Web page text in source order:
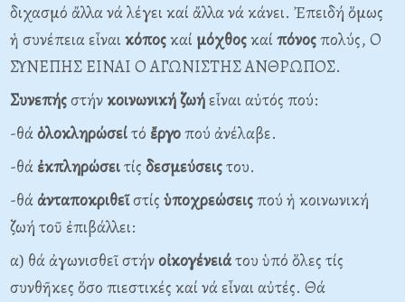
διχασμό ἄλλα νά λέγει καί ἄλλα νά κάνει. Ἐπειδή ὅμως
ἡ συνέπεια εἶναικόποςκαί μόχθοςκαίπόνοςπολύς, Ο
ΣΥΝΕΠΗΣ ΕΙΝΑΙ Ο ΑΓΩΝΙΣΤΗΣ ΑΝΘΡΩΠΟΣ.
Συνεπήςστήνκοινωνικήζωήεἶναι αὐτός πού:
-θάὁλοκληρώσείτό ἔργοπού ἀνέλαβε.
-θά ἐκπληρώσειτίς δεσμεύσειςτου.
-θά ἀνταποκριθεῖστίς ὑποχρεώσειςπού ἡ κοινωνική
ζωή τοῦ ἐπιβάλλει:
α) θά ἀγωνισθεῖ στήνοἰκογένειάτου ὑπό ὅλες τίς
συνθῆκες ὅσο πιεστικές καί νά εἶναι αὐτές. Θά